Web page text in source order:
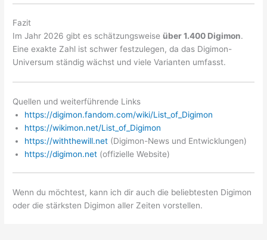
Fazit
Im Jahr 2026 gibt es schätzungsweise über 1.400 Digimon.
Eine exakte Zahl ist schwer festzulegen, da das Digimon-
Universum ständig wächst und viele Varianten umfasst.
Quellen und weiterführende Links
https://digimon.fandom.com/wiki/List_of_Digimon
https://wikimon.net/List_of_Digimon
https://withthewill.net (Digimon-News und Entwicklungen)
https://digimon.net (offizielle Website)
Wenn du möchtest, kann ich dir auch die beliebtesten Digimon
oder die stärksten Digimon aller Zeiten vorstellen.